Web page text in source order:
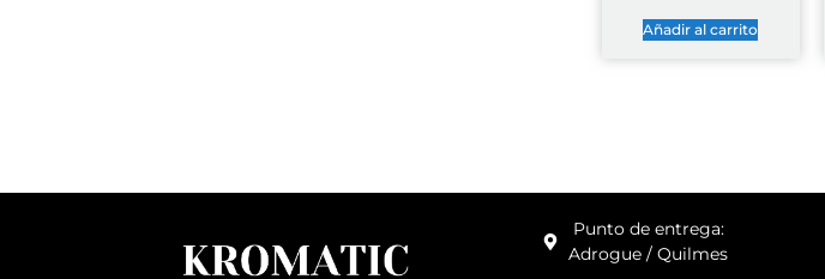
Añadir al carrito
Punto de entrega:
Adrogue / Quilmes